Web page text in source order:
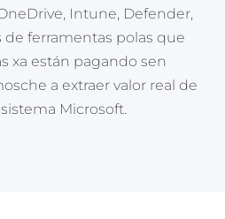
Intune, Defender,
de ferramentas polas que
xa están pagando sen
a extraer valor real de
Microsoft.